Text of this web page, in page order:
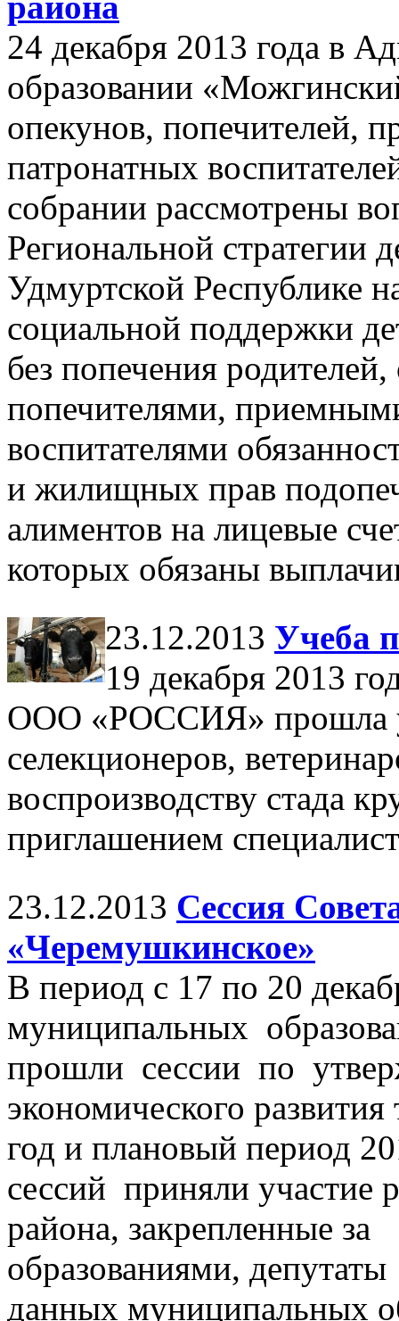
24 декабря 2013 года в
образовании
опекунов, попечителей,
патронатных
собрании рассмотрены
Региональной стратегии
Удмуртской Республике
социальной поддержки
без попечения
попечителями,
воспитателями
и жилищных прав
алиментов на лицевые
которых обязаны
23.12.2013 Учеба
19 декабря 2013
ООО «РОССИЯ» прошла
селекционеров,
воспроизводству стада
приглашением
23.12.2013 Сессия
«Черемушкинское»
В период с 17 по 20
муниципальных
прошли сессии по
экономического
год и плановый период
сессий приняли участие
района, закрепленные
образованиями,
данных муниципальных